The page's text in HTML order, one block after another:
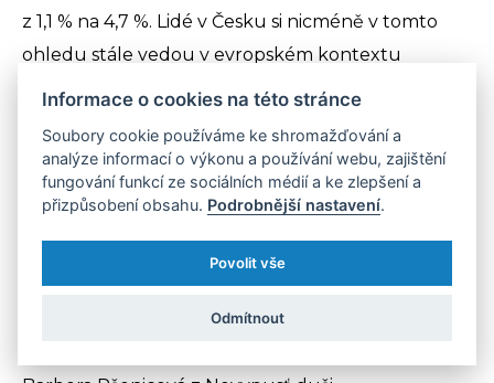
z 1,1 % na 4,7 %. Lidé v Česku si nicméně v tomto
ohledu stále vedou v evropském kontextu
nadprůměrně dobře.
„Rozhodně bychom ale
někam patřit, najít si to své a mít pocit, že jsem
vyslyšen, jsou základní otázky a momenty,
se kterými se mladý člověk setkává. V našem
průzkumu mezi mladými panoval dost často názor,
že právě vyslyšeni se necítí. Když nejsem vyslyšena,
asi k tomu nepřipojím, že se necítím sama, to jde
Informace o cookies na této stránce
Soubory cookie používáme ke shromažďování a
analýze informací o výkonu a používání webu, zajištění
fungování funkcí ze sociálních médií a ke zlepšení a
přizpůsobení obsahu. Podrobnější nastavení.
Povolit vše
Odmítnout